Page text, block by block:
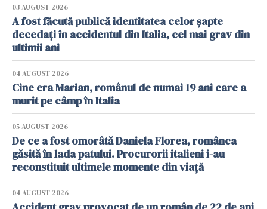
03 AUGUST 2026
A fost făcută publică identitatea celor șapte
decedați în accidentul din Italia, cel mai grav din
ultimii ani
04 AUGUST 2026
Cine era Marian, românul de numai 19 ani care a
murit pe câmp în Italia
05 AUGUST 2026
De ce a fost omorâtă Daniela Florea, românca
găsită în lada patului. Procurorii italieni i-au
reconstituit ultimele momente din viață
04 AUGUST 2026